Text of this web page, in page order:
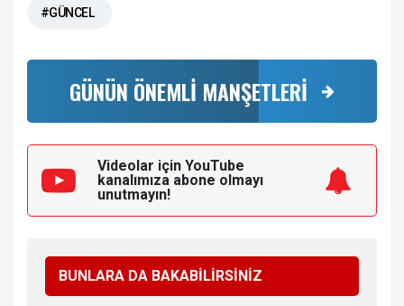
#GÜNCEL
GÜNÜN ÖNEMLİ MANŞETLERİ
Videolar için YouTube
kanalımıza abone olmayı
unutmayın!
BUNLARA DA BAKABİLİRSİNİZ